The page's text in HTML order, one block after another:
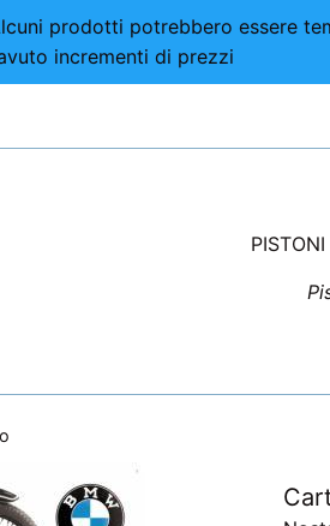
prodotti potrebbero essere
incrementi di prezzi